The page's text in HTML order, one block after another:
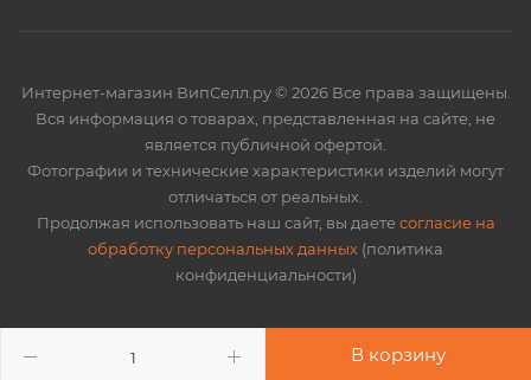
В корзину
Интернет-магазин ВипСелл.ру © 2026 Все права защищены.
Вся информация о товарах, представленная на сайте, не
является публичной офертой.
Фотографии и технические характеристики изделий могут
отличаться от реальных.
Продолжая использовать наш сайт, вы даетесогласие на
обработку персональных данных (политика
конфиденциальности)